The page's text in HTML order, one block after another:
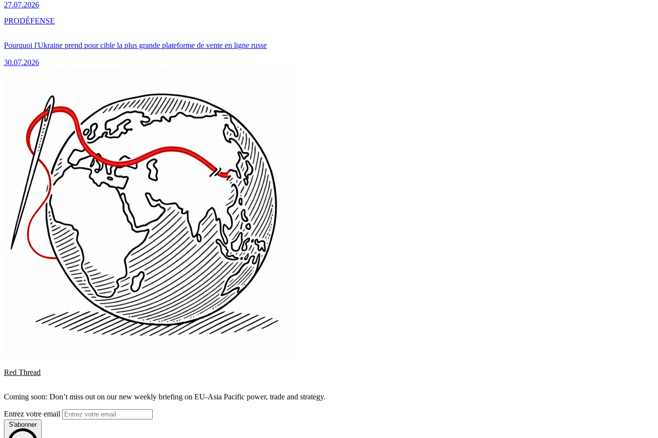
27.07.2026
Pourquoi l'Ukraine prend pour cible la plus grande plateforme de vente en ligne russe
30.07.2026
PRODÉFENSE
Red Thread
Coming soon: Don’t miss out on our new weekly briefing on EU-Asia Pacific power, trade and strategy.
Entrez votre email
S'abonner